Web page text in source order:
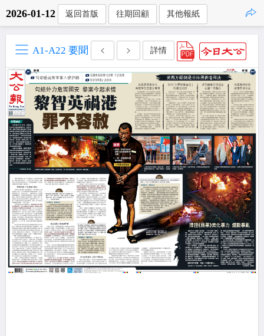
2026-01-12 返回首版 往期回顧 其他報紙
A1-A22 要聞 詳情